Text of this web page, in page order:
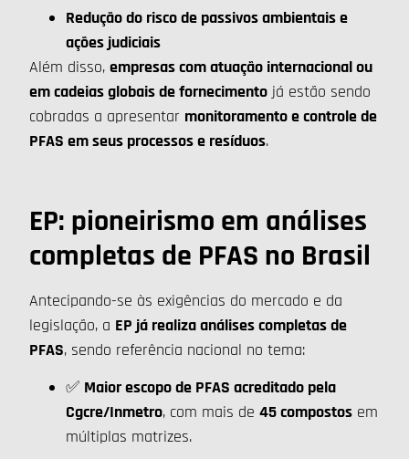
Redução do risco de passivos ambientais e
ações judiciais
Além disso,empresas com atuação internacional ou
em cadeias globais de fornecimento já estão sendo
cobradas a apresentar monitoramento e controle de
PFAS em seus processos e resíduos.
EP: pioneirismo em análises
completas de PFAS no Brasil
Antecipando-se às exigências do mercado e da
legislação, a EP já realiza análises completas de
PFAS, sendo referência nacional no tema:
✅ Maior escopo de PFAS acreditado pela
Cgcre/Inmetro, com mais de45 compostos em
múltiplas matrizes.